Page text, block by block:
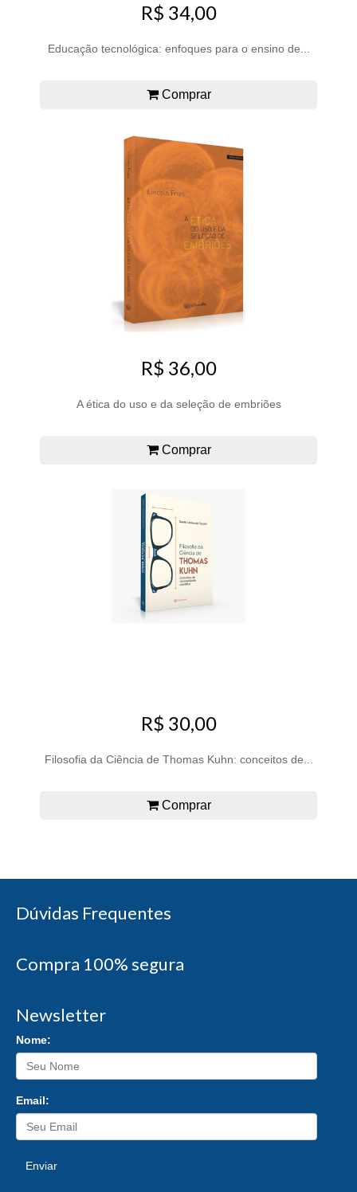
R$ 34,00
Educação tecnológica: enfoques para o ensino de...
Comprar
R$ 36,00
A ética do uso e da seleção de embriões
Comprar
R$ 30,00
Filosofia da Ciência de Thomas Kuhn: conceitos de...
Comprar
Dúvidas Frequentes
Compra 100% segura
Newsletter
Nome:
Email:
Enviar